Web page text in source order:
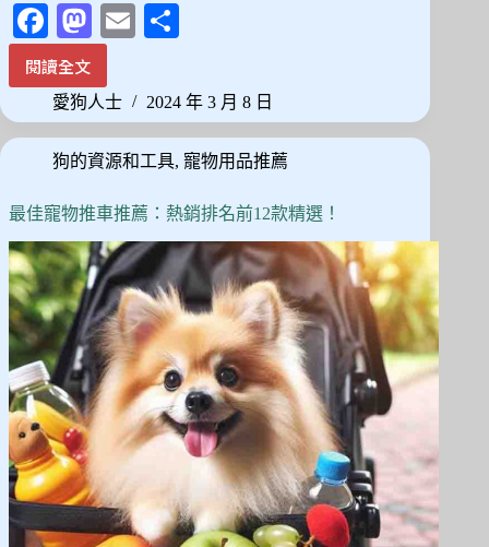
Fa
ce
bo
ok
M
as
to
do
n
E
ail
閱讀全文
2024
最
新
10
款
物
尿
布
墊
推
薦，
詳
細
比
較
與
選
購
要
點!
愛狗人士 2024 年 3 月 8 日
狗的資源和工具, 寵物用品推薦
最佳寵物推車推薦：熱銷排名前12款精選！